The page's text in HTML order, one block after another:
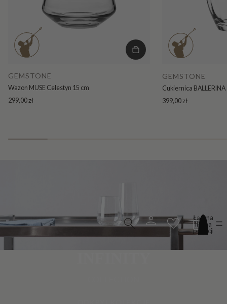
Łączna
liczba
pozycji
w
GEMSTONE
Wazon MUSE Celestyn 15 cm
299,00 zł
GEMSTONE
Cukiernica BALLERINA
399,00 zł